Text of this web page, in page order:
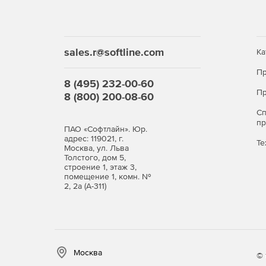
использование видеоконференцсвязи и
Опция «Встреча» теперь доступна
презентациями PowerPoint).
sales.r@softline.com
8 (495) 232-00-60
8 (800) 200-08-60
ПАО «Софтлайн». Юр.
адрес: 119021, г.
Москва, ул. Льва
Толстого, дом 5,
строение 1, этаж 3,
помещение 1, комн. №
2, 2а (А-311)
Москва ©